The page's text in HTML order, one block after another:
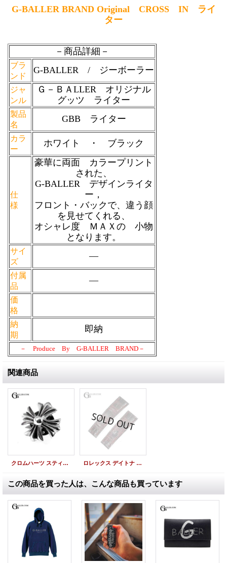
G-BALLER BRAND Original CROSS IN ライ
ター
－商品詳細－
ブラ
ンド
G-BALLER / ジーボーラー
ジャ
ンル
Ｇ－ＢＡLLER オリジナル
グッツ ライター
製品
名
GBB ライター
カラ
ー
ホワイト ・ ブラック
仕
様
豪華に両面 カラープリント
された、
G-BALLER デザインライタ
ー，
フロント・バックで、違う顔
を見せてくれる、
オシャレ度 ＭＡＸの 小物
となります。
サイ
ズ
―
付属
品
―
価
格
納
期
即納
－ Produce By G-BALLER BRAND－
関連商品
クロムハーツ スティック ピン CHプラス #5 新品 ロレックス デイトナ 純正ベルト クロコダイル ワインレッド
この商品を買った人は、こんな商品も買っています